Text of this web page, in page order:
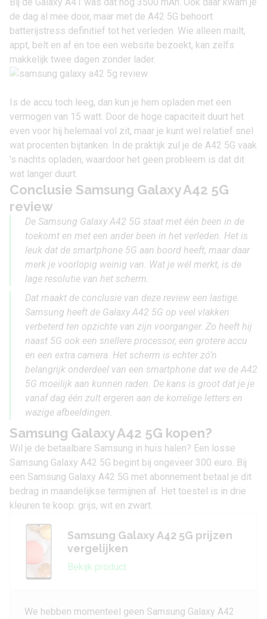
de dag al mee door, maar met de A42 5G behoort
batterijstress definitief tot het verleden. Wie alleen mailt,
appt, belt en af en toe een website bezoekt, kan zelfs
makkelijk twee dagen zonder lader.
Is de accu toch leeg, dan kun je hem opladen met een
vermogen van 15 watt. Door de hoge capaciteit duurt het
even voor hij helemaal vol zit, maar je kunt wel relatief snel
wat procenten bijtanken. In de praktijk zul je de A42 5G vaak
’s nachts opladen, waardoor het geen probleem is dat dit
wat langer duurt.
Conclusie Samsung Galaxy A42 5G
review
De Samsung Galaxy A42 5G staat met één been in de
toekomt en met een ander been in het verleden. Het is
leuk dat de smartphone 5G aan boord heeft, maar daar
merk je voorlopig weinig van. Wat je wél merkt, is de
lage resolutie van het scherm.
Dat maakt de conclusie van deze review een lastige.
Samsung heeft de Galaxy A42 5G op veel vlakken
verbeterd ten opzichte van zijn voorganger. Zo heeft hij
naast 5G ook een snellere processor, een grotere accu
en een extra camera. Het scherm is echter zó’n
belangrijk onderdeel van een smartphone dat we de A42
5G moeilijk aan kunnen raden. De kans is groot dat je je
vanaf dag één zult ergeren aan de korrelige letters en
wazige afbeeldingen.
Samsung Galaxy A42 5G kopen?
Wil je de betaalbare Samsung in huis halen? Een losse
Samsung Galaxy A42 5G begint bij ongeveer 300 euro. Bij
een Samsung Galaxy A42 5G met abonnement betaal je dit
bedrag in maandelijkse termijnen af. Het toestel is in drie
kleuren te koop: grijs, wit en zwart.
Samsung Galaxy A42 5G prijzen
vergelijken
Bekijk product
We hebben momenteel geen Samsung Galaxy A42